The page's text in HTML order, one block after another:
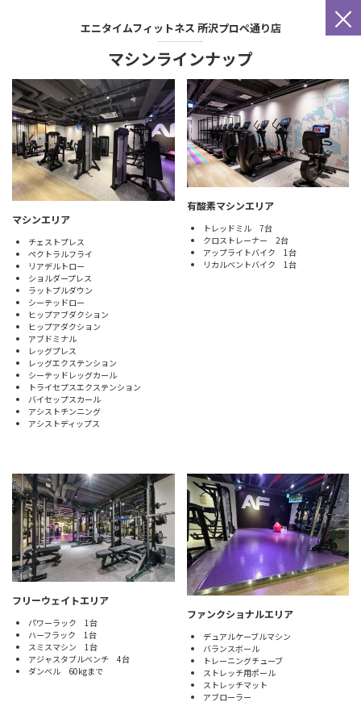
×
エニタイムフィットネス 所沢プロペ通り店
マシンラインナップ
マシンエリア
チェストプレス
ペクトラルフライ
リアデルトロー
ショルダープレス
ラットプルダウン
シーテッドロー
ヒップアブダクション
ヒップアダクション
アブドミナル
レッグプレス
レッグエクステンション
シーテッドレッグカール
トライセプスエクステンション
バイセップスカール
アシストチンニング
アシストディップス
有酸素マシンエリア
トレッドミル 7台
クロストレーナー 2台
アップライトバイク 1台
リカルベントバイク 1台
フリーウェイトエリア
パワーラック 1台
ハーフラック 1台
スミスマシン 1台
アジャスタブルベンチ 4台
ダンベル 60kgまで
ファンクショナルエリア
デュアルケーブルマシン
バランスボール
トレーニングチューブ
ストレッチ用ポール
ストレッチマット
アブローラー